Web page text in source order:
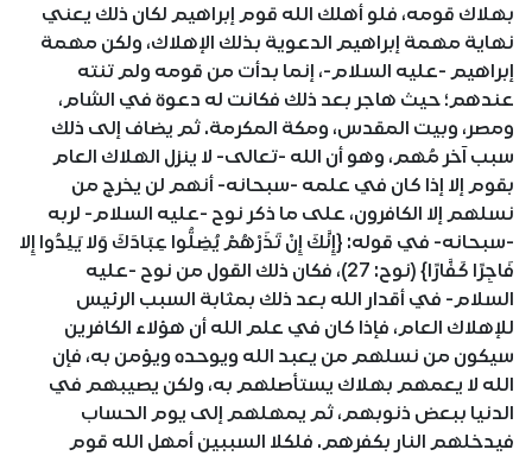
بهلاك قومه، فلو أهلك الله قوم إبراهيم لكان ذلك يعني
نهاية مهمة إبراهيم الدعوية بذلك الإهلاك، ولكن مهمة
إبراهيم -عليه السلام-، إنما بدأت من قومه ولم تنته
عندهم؛ حيث هاجر بعد ذلك فكانت له دعوة في الشام،
ومصر، وبيت المقدس، ومكة المكرمة. ثم يضاف إلى ذلك
سبب آخر مُهم، وهو أن الله -تعالى- لا ينزل الهلاك العام
بقوم إلا إذا كان في علمه -سبحانه- أنهم لن يخرج من
نسلهم إلا الكافرون، على ما ذكر نوح -عليه السلام- لربه
-سبحانه- في قوله: {إِنَّكَ إِنْ تَذَرْهُمْ يُضِلُّوا عِبَادَكَ وَلا يَلِدُوا إِلا
فَاجِرًا كَفَّارًا} (نوح: 27)، فكان ذلك القول من نوح -عليه
السلام- في أقدار الله بعد ذلك بمثابة السبب الرئيس
للإهلاك العام، فإذا كان في علم الله أن هؤلاء الكافرين
سيكون من نسلهم من يعبد الله ويوحده ويؤمن به، فإن
الله لا يعمهم بهلاك يستأصلهم به، ولكن يصيبهم في
الدنيا ببعض ذنوبهم، ثم يمهلهم إلى يوم الحساب
فيدخلهم النار بكفرهم. فلكلا السببين أمهل الله قوم